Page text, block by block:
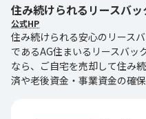
住み続けられるリースバ
公式HP
住み続けられる安心のリース
であるAG住まいるリースバッ
なら、ご自宅を売却して住み
済や老後資金・事業資金の確